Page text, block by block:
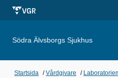
Södra Älvsborgs Sjukhus
Startsida /Vårdgivare /